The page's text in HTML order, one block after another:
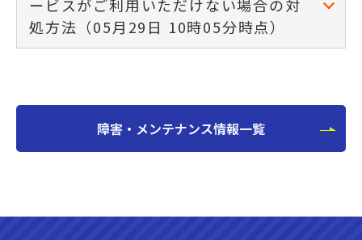
ービスがご利用いただけない場合の対
処方法（05月29日 10時05分時点）
障害・メンテナンス情報一覧